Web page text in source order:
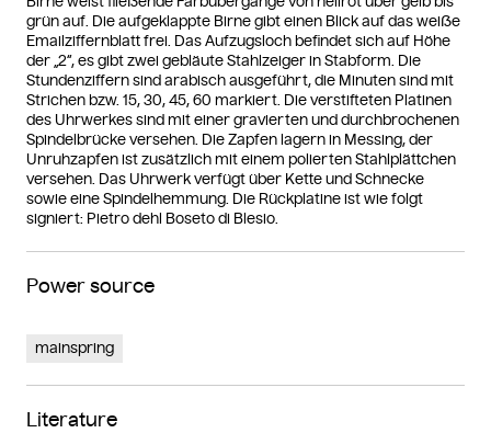
grün auf. Die aufgeklappte Birne gibt einen Blick auf das weiße
Emailziffernblatt frei. Das Aufzugsloch befindet sich auf Höhe
der „2“, es gibt zwei gebläute Stahlzeiger in Stabform. Die
Stundenziffern sind arabisch ausgeführt, die Minuten sind mit
Strichen bzw. 15, 30, 45, 60 markiert. Die verstifteten Platinen
des Uhrwerkes sind mit einer gravierten und durchbrochenen
Spindelbrücke versehen. Die Zapfen lagern in Messing, der
Unruhzapfen ist zusätzlich mit einem polierten Stahlplättchen
versehen. Das Uhrwerk verfügt über Kette und Schnecke
sowie eine Spindelhemmung. Die Rückplatine ist wie folgt
signiert: Pietro dehl Boseto di Blesio.
Power source
mainspring
Literature